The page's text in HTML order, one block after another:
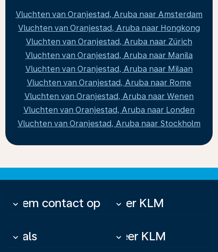
Vluchten van Oranjestad, Aruba naar Amsterdam
Vluchten van Oranjestad, Aruba naar Hongkong
Vluchten van Oranjestad, Aruba naar Zürich
Vluchten van Oranjestad, Aruba naar Manila
Vluchten van Oranjestad, Aruba naar Milaan
Vluchten van Oranjestad, Aruba naar Rome
Vluchten van Oranjestad, Aruba naar Wenen
Vluchten van Oranjestad, Aruba naar Londen
Vluchten van Oranjestad, Aruba naar Stockholm
Neem contact op
keyboard_arrow_down Over KLM
keyboard_arrow_down
Deals
keyboard_arrow_down Meer KLM
keyboard_arrow_down